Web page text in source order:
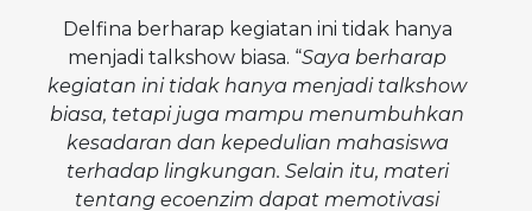
Delfina berharap kegiatan ini tidak hanya
menjadi talkshow biasa. “Saya berharap
kegiatan ini tidak hanya menjadi talkshow
biasa, tetapi juga mampu menumbuhkan
kesadaran dan kepedulian mahasiswa
terhadap lingkungan. Selain itu, materi
tentang ecoenzim dapat memotivasi